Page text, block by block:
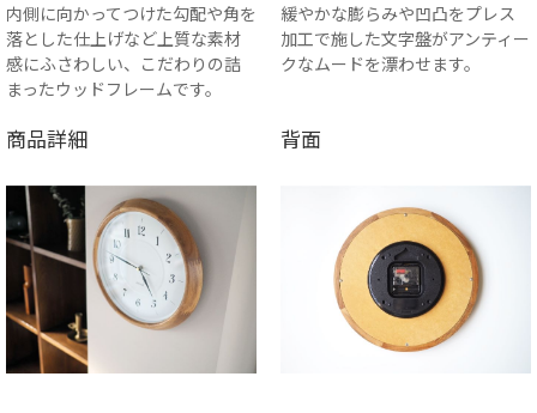
内側に向かってつけた勾配や角を
落とした仕上げなど上質な素材
感にふさわしい、こだわりの詰
まったウッドフレームです。
緩やかな膨らみや凹凸をプレス
加工で施した文字盤がアンティー
クなムードを漂わせます。
商品詳細 背面